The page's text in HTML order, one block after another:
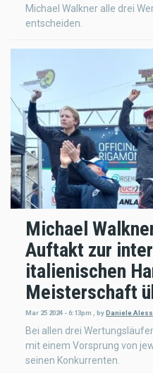
Michael Walkner alle drei
entscheiden.
Michael
Auftakt zur
italienischen
Meisterschaft
Mar 25 2024 - 6:13pm , byDaniele
Bei allen drei
mit einem Vorsprung von
seinen Konkurrenten.